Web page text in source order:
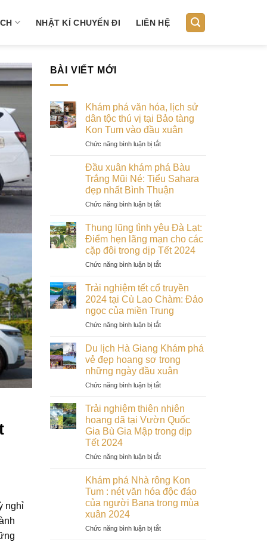
NHẬT KÍ CHUYẾN ĐI LIÊN HỆ
nghỉ
BÀI VIẾT MỚI
Khám phá văn hóa, lịch sử
dân tộc thú vị tại Bảo tàng
Kon Tum vào đầu xuân
Chức năng bình luận bị tắtở
phá
văn
hóa,
lịch
sử
tộc
vị
tại
Bảo
Kon
Tum
đầu
xuân
Đầu xuân khám phá Bàu
Trắng Mũi Né: Tiểu Sahara
đẹp nhất Bình Thuận
Chức năng bình luận bị tắtở
xuân
khám
phá
Bàu
Trắng
Né:
Tiểu
Sahara
đẹp
nhất
Thuận
Thung lũng tình yêu Đà Lạt:
Điểm hẹn lãng mạn cho các
cặp đôi trong dịp Tết 2024
Chức năng bình luận bị tắtở
lũng
tình
yêu
Đà
Lạt:
hẹn
lãng
mạn
cho
các
đôi
trong
Tết
Trải nghiệm tết cổ truyền
2024 tại Cù Lao Chàm: Đảo
ngọc của miền Trung
Chức năng bình luận bị tắtở
nghiệm
cổ
truyền
2024
Cù
Lao
Chàm:
Đảo
của
Trung
Du lịch Hà Giang Khám phá
vẻ đẹp hoang sơ trong
những ngày đầu xuân
Chức năng bình luận bị tắtở
lịch
Giang
Khám
vẻ
hoang
sơ
trong
những
đầu
Trải nghiệm thiên nhiên
hoang dã tại Vườn Quốc
Gia Bù Gia Mập trong dịp
Tết 2024
Chức năng bình luận bị tắtở
nghiệm
thiên
nhiên
hoang
tại
Khám phá Nhà rông Kon
Tum : nét văn hóa độc đáo
của người Bana trong mùa
xuân 2024
Chức năng bình luận bị tắtở